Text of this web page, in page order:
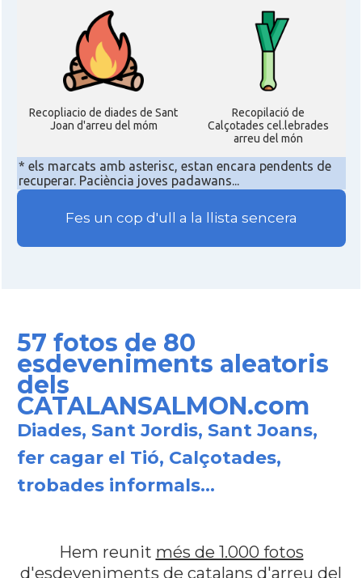
Recopliacio de diades de Sant
Joan d'arreu del móm
Recopilació de
Calçotades cel.lebrades
arreu del món
* els marcats amb asterisc, estan encara pendents de
recuperar. Paciència joves padawans...
Fes un cop d'ull a la llista sencera
57 fotos de 80
esdeveniments aleatoris
dels
CATALANSALMON.com
Diades, Sant Jordis, Sant Joans,
fer cagar el Tió, Calçotades,
trobades informals...
Hem reunit més de 1.000 fotos
d'esdeveniments de catalans d'arreu del